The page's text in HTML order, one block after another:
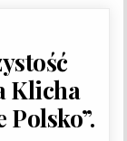
Klicha